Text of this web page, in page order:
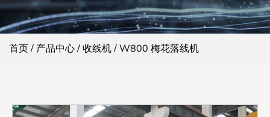
首页 / 产品中心 / 收线机 / W800 梅花落线机